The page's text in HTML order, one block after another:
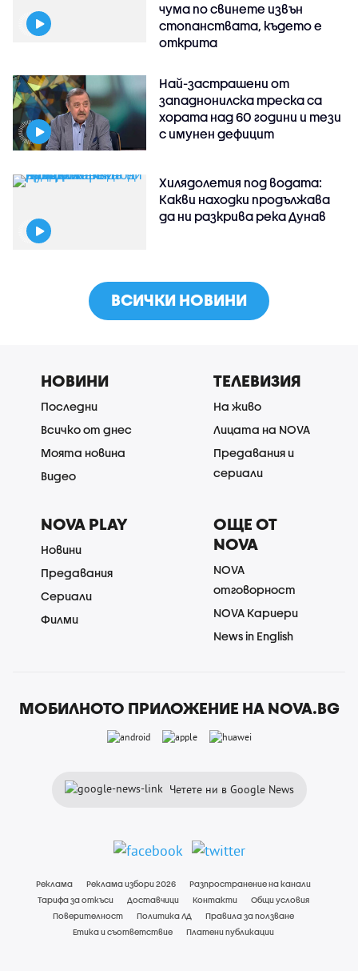
чума по свинете извън
стопанствата, където е
открита
Най-застрашени от
западнонилска треска са
хората над 60 години и тези
с имунен дефицит
Хилядолетия под водата:
Какви находки продължава
да ни разкрива река Дунав
ВСИЧКИ НОВИНИ
НОВИНИ
Последни
Всичко от днес
Моята новина
Видео
ТЕЛЕВИЗИЯ
На живо
Лицата на NOVA
Предавания и
сериали
NOVA PLAY
Новини
Предавания
Сериали
Филми
ОЩЕ ОТ
NOVA
NOVA
отговорност
NOVA Кариери
News in English
МОБИЛНОТО ПРИЛОЖЕНИЕ НА NOVA.BG
Четете ни в Google News
Реклама Реклама избори 2026
Разпространение на канали
Тарифа за откъси
Доставчици Контакти
Общи условия
Поверителност
Политика ЛД
Правила за ползване
Етика и съответствие
Платени публикации